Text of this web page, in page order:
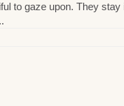
to gaze upon. They